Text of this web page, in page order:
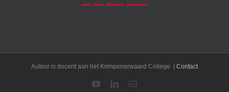
Auteur is docent aan het Krimpenerwaard College | Contact
YouTubeLinkedIn
E-